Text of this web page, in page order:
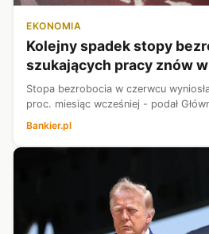
EKONOMIA
Kolejny spadek stopy
szukających pracy znów w
Stopa bezrobocia w czerwcu
proc. miesiąc wcześniej - podał
Bankier.pl